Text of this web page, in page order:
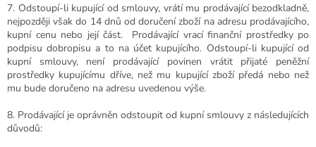
7. Odstoupí-li kupující od smlouvy, vrátí mu prodávající bezodkladně,
nejpozději však do 14 dnů od doručení zboží na adresu prodávajícího,
kupní cenu nebo její část.
Prodávající vrací finanční prostředky po
podpisu dobropisu a to na účet kupujícího. Odstoupí-li kupující od
kupní smlouvy, není prodávající povinen vrátit přijaté peněžní
prostředky kupujícímu dříve, než mu kupující zboží předá nebo než
mu bude doručeno na adresu uvedenou výše.
8. Prodávající je oprávněn odstoupit od kupní smlouvy z následujících
důvodů: